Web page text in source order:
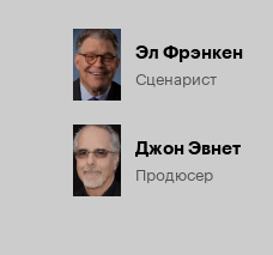
Эл Фрэнкен
Сценарист
Джон Эвнет
Продюсер